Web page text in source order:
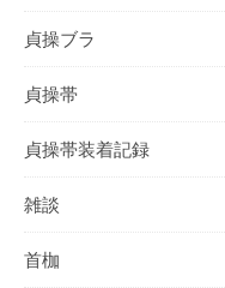
貞操ブラ
貞操帯
貞操帯装着記録
雑談
首枷